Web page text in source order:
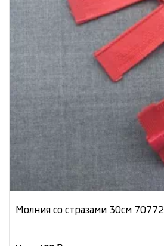
Молния со стразами 30см 70772